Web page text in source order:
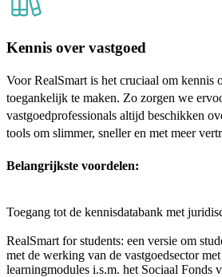
Kennis over vastgoed
Voor RealSmart is het cruciaal om kennis
toegankelijk te maken. Zo zorgen we
vastgoedprofessionals altijd beschikken
tools om slimmer, sneller en met meer
Belangrijkste voordelen:
Toegang tot de kennisdatabank met
RealSmart for students: een versie om
met de werking van de vastgoedsector
learningmodules i.s.m. het Sociaal Fonds